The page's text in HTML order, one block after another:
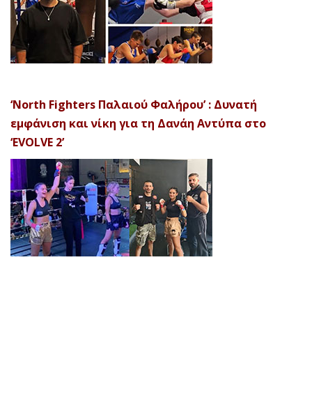
‘North Fighters Παλαιού Φαλήρου’ : Δυνατή
εμφάνιση και νίκη για τη Δανάη Αντύπα στο
‘EVOLVE 2’